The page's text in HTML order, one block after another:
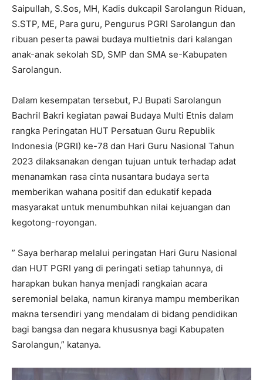
Saipullah, S.Sos, MH, Kadis dukcapil Sarolangun Riduan,
S.STP, ME, Para guru, Pengurus PGRI Sarolangun dan
ribuan peserta pawai budaya multietnis dari kalangan
anak-anak sekolah SD, SMP dan SMA se-Kabupaten
Sarolangun.
Dalam kesempatan tersebut, PJ Bupati Sarolangun
Bachril Bakri kegiatan pawai Budaya Multi Etnis dalam
rangka Peringatan HUT Persatuan Guru Republik
Indonesia (PGRI) ke-78 dan Hari Guru Nasional Tahun
2023 dilaksanakan dengan tujuan untuk terhadap adat
menanamkan rasa cinta nusantara budaya serta
memberikan wahana positif dan edukatif kepada
masyarakat untuk menumbuhkan nilai kejuangan dan
kegotong-royongan.
” Saya berharap melalui peringatan Hari Guru Nasional
dan HUT PGRI yang di peringati setiap tahunnya, di
harapkan bukan hanya menjadi rangkaian acara
seremonial belaka, namun kiranya mampu memberikan
makna tersendiri yang mendalam di bidang pendidikan
bagi bangsa dan negara khususnya bagi Kabupaten
Sarolangun,” katanya.